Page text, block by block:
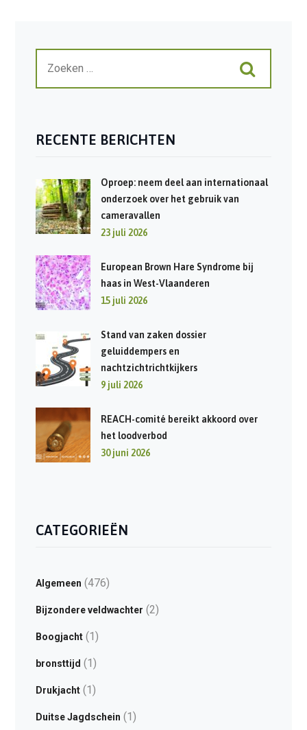
RECENTE BERICHTEN
Oproep: neem deel aan internationaal
onderzoek over het gebruik van
cameravallen
23 juli 2026
European Brown Hare Syndrome bij
haas in West-Vlaanderen
15 juli 2026
Stand van zaken dossier
geluiddempers en
nachtzichtrichtkijkers
9 juli 2026
REACH-comité bereikt akkoord over
het loodverbod
30 juni 2026
CATEGORIEËN
Algemeen (476)
Bijzondere veldwachter (2)
Boogjacht(1)
bronsttijd (1)
Drukjacht(1)
Duitse Jagdschein (1)